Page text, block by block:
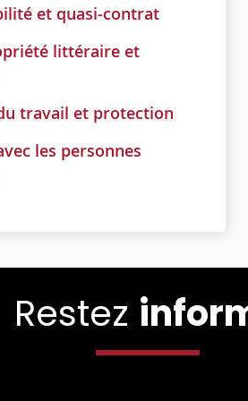
et quasi-contrat
littéraire et
travail et protection
les personnes
Restez